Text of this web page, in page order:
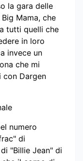
la gara delle
Mama, che
tutti quelli che
in loro
invece un
che mi
con Dargen
numero
di
"Billie Jean" di